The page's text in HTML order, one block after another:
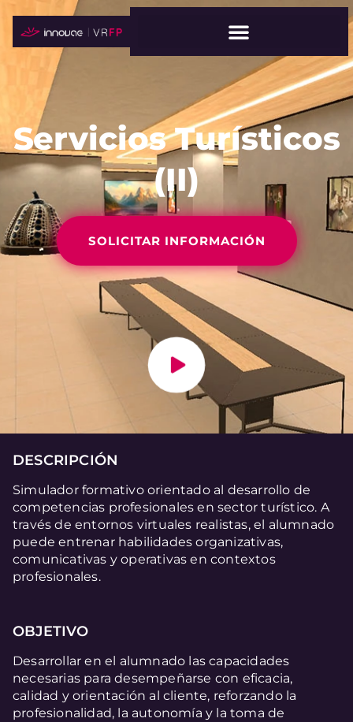
Servicios Turísticos
(II)
SOLICITAR INFORMACIÓN
DESCRIPCIÓN
Simulador formativo orientado al desarrollo de
competencias profesionales en sector turístico. A
través de entornos virtuales realistas, el alumnado
puede entrenar habilidades organizativas,
comunicativas y operativas en contextos
profesionales.
OBJETIVO
Desarrollar en el alumnado las capacidades
necesarias para desempeñarse con eficacia,
calidad y orientación al cliente, reforzando la
profesionalidad, la autonomía y la toma de